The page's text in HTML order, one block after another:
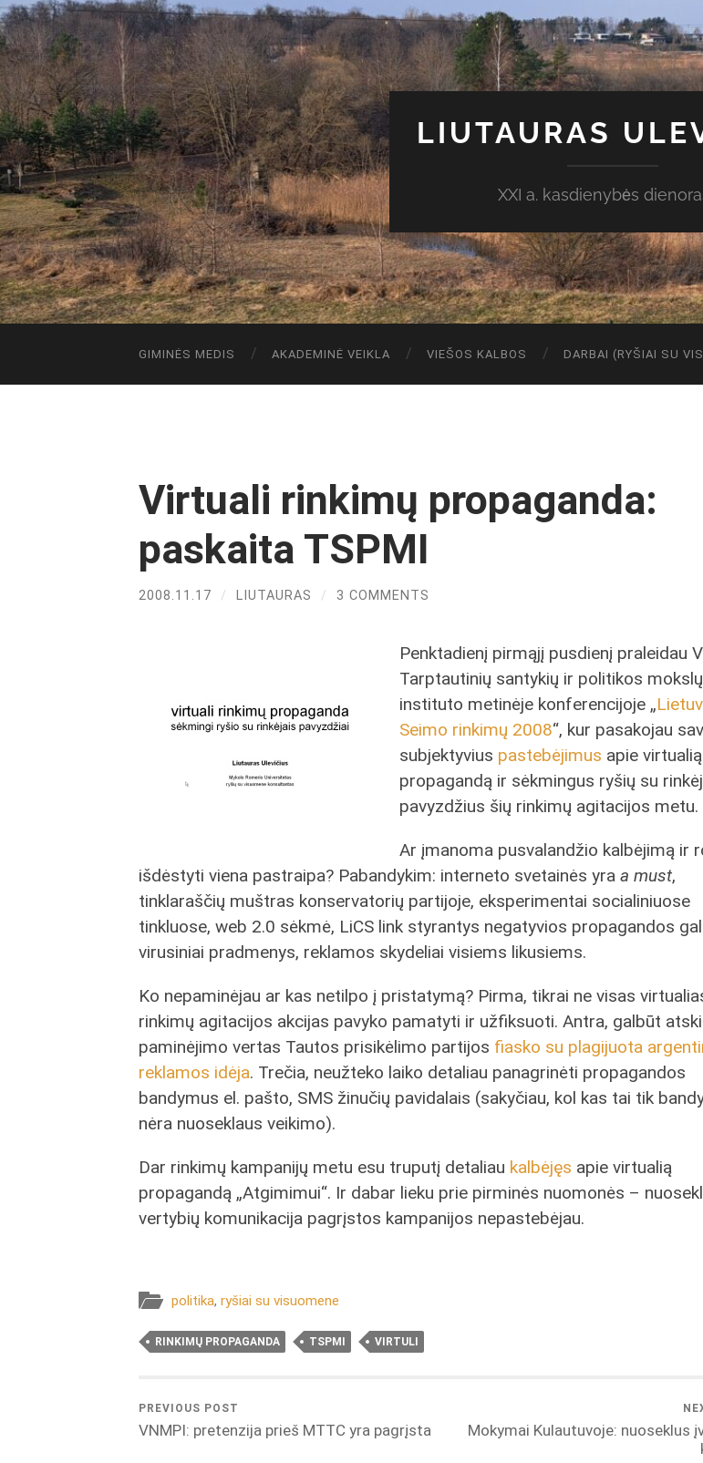
LIUTAURAS
XXI a. kasdienybės
GIMINĖS MEDIS AKADEMINĖ VEIKLA VIEŠOS KALBOS DARBAI (RYŠIAI SU
Virtuali rinkimų propaganda:
paskaita TSPMI
2008.11.17 / LIUTAURAS / 3 COMMENTS
Penktadienį pirmąjį pusdienį praleidau
Tarptautinių santykių ir politikos mokslų
instituto metinėje konferencijoje „
Seimo rinkimų 2008“, kur pasakojau
subjektyvius pastebėjimus apie virtualią
propagandą ir sėkmingus ryšių su
pavyzdžius šių rinkimų agitacijos metu.
Ar įmanoma pusvalandžio kalbėjimą ir
išdėstyti viena pastraipa? Pabandykim: interneto svetainės yra a must,
tinklaraščių muštras konservatorių partijoje, eksperimentai socialiniuose
tinkluose, web 2.0 sėkmė, LiCS link styrantys negatyvios propagandos
virusiniai pradmenys, reklamos skydeliai visiems likusiems.
Ko nepaminėjau ar kas netilpo į pristatymą? Pirma, tikrai ne visas
rinkimų agitacijos akcijas pavyko pamatyti ir užfiksuoti. Antra, galbūt
paminėjimo vertas Tautos prisikėlimo partijos fiasko su plagijuota
reklamos idėja. Trečia, neužteko laiko detaliau panagrinėti propagandos
bandymus el. pašto, SMS žinučių pavidalais (sakyčiau, kol kas tai tik
nėra nuoseklaus veikimo).
Dar rinkimų kampanijų metu esu truputį detaliau kalbėjęs apie virtualią
propagandą „Atgimimui“. Ir dabar lieku prie pirminės nuomonės –
vertybių komunikacija pagrįstos kampanijos nepastebėjau.
politika, ryšiai su visuomene
RINKIMŲ PROPAGANDA TSPMI VIRTULI
PREVIOUS POST
VNMPI: pretenzija prieš MTTC yra pagrįsta
Mokymai Kulautuvoje: nuoseklus